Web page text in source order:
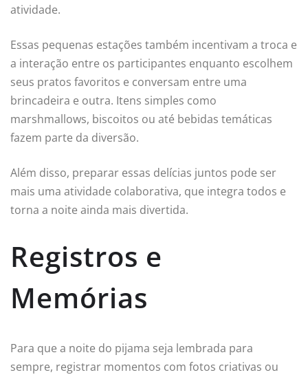
atividade.
Essas pequenas estações também incentivam a troca e
a interação entre os participantes enquanto escolhem
seus pratos favoritos e conversam entre uma
brincadeira e outra. Itens simples como
marshmallows, biscoitos ou até bebidas temáticas
fazem parte da diversão.
Além disso, preparar essas delícias juntos pode ser
mais uma atividade colaborativa, que integra todos e
torna a noite ainda mais divertida.
Registros e
Memórias
Para que a noite do pijama seja lembrada para
sempre, registrar momentos com fotos criativas ou